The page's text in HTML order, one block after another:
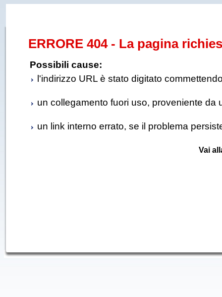
ERRORE 404 - La pagina
Possibili cause:
l'indirizzo URL è stato digitato
un collegamento fuori uso, proveniente da
un link interno errato, se il problema
Vai